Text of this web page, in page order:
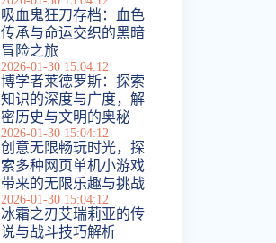
吸血鬼狂刀存档：血色
传承与命运交织的黑暗
冒险之旅
2026-01-30 15:04:12
博学者莱德罗斯：探索
知识的深度与广度，解
密历史与文明的奥秘
2026-01-30 15:04:12
创意无限畅玩时光，探
索多种网页单机小游戏
带来的无限乐趣与挑战
2026-01-30 15:04:12
冰霜之刃艾瑞莉亚的传
说与战斗技巧解析